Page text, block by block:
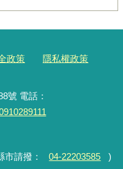
政策 隱私權政策
號 電話：
請撥： 04-22203585 )